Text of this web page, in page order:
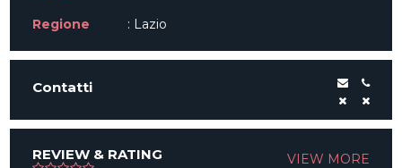
Regione : Lazio
Contatti
REVIEW & RATING VIEW MORE